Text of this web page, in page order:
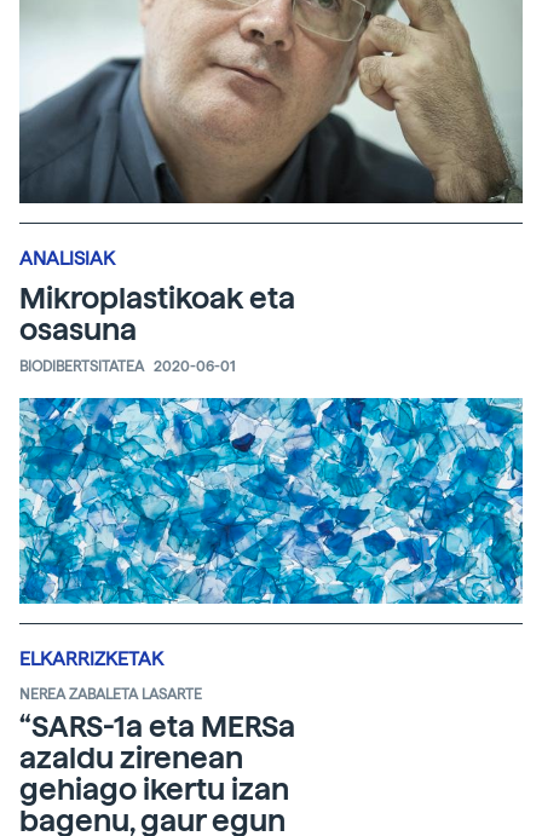
ANALISIAK
Mikroplastikoak eta
osasuna
BIODIBERTSITATEA 2020-06-01
ELKARRIZKETAK
NEREA ZABALETA LASARTE
“SARS-1a eta MERSa
azaldu zirenean
gehiago ikertu izan
bagenu, gaur egun